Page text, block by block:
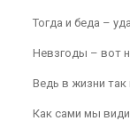
Тогда и беда –
Невзгоды – вот
Ведь в жизни так
Как сами мы